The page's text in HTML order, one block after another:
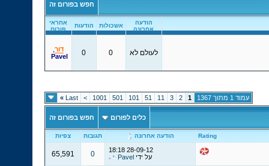
חפש בפורום זה
הודעה
אחרונה
אשכולות הודעות
אחראי
פורום
לעולם לא 0
0 דור
Pavel
עמוד 1 מתוך 1367 1
2
3
11
51
101
501
1001
>
Last
»
כלים לפורום חפש בפורום זה
Rating הודעה אחרונה תגובות צפיות
28-09-12
18:18
על ידיPavel
0
65,591